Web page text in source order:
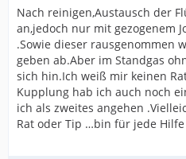
Nach reinigen,Austausch der
an,jedoch nur mit gezogenem
.Sowie dieser rausgenommen
geben ab.Aber im Standgas
sich hin.Ich weiß mir keinen
Kupplung hab ich auch noch
ich als zweites angehen
Rat oder Tip …bin für jede